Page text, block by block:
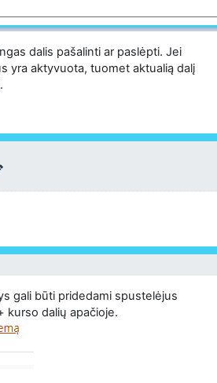
dalis pašalinti ar paslėpti. Jei
yra aktyvuota, tuomet aktualią dalį
gali būti pridedami spustelėjus
kurso dalių apačioje.